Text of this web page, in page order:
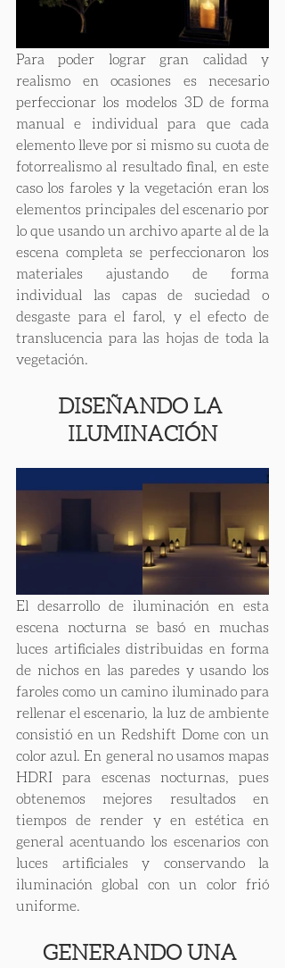
Para poder lograr gran calidad y
realismo en ocasiones es necesario
perfeccionar los modelos 3D de forma
manual e individual para que cada
elemento lleve por si mismo su cuota de
fotorrealismo al resultado final, en este
caso los faroles y la vegetación eran los
elementos principales del escenario por
lo que usando un archivo aparte al de la
escena completa se perfeccionaron los
materiales ajustando de forma
individual las capas de suciedad o
desgaste para el farol, y el efecto de
translucencia para las hojas de toda la
vegetación.
DISEÑANDO LA
ILUMINACIÓN
El desarrollo de iluminación en esta
escena nocturna se basó en muchas
luces artificiales distribuidas en forma
de nichos en las paredes y usando los
faroles como un camino iluminado para
rellenar el escenario, la luz de ambiente
consistió en un Redshift Dome con un
color azul. En general no usamos mapas
HDRI para escenas nocturnas, pues
obtenemos mejores resultados en
tiempos de render y en estética en
general acentuando los escenarios con
luces artificiales y conservando la
iluminación global con un color frió
uniforme.
GENERANDO UNA